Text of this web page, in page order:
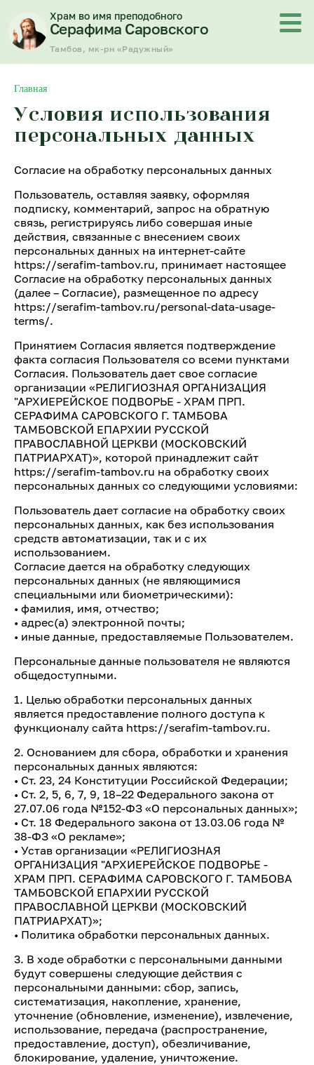
содержимому
Храм во имя преподобного
Серафима Саровского
Тамбов, мк-рн «Радужный»
Главная
Условия использования
персональных данных
Согласие на обработку персональных данных
Пользователь, оставляя заявку, оформляя
подписку, комментарий, запрос на обратную
связь, регистрируясь либо совершая иные
действия, связанные с внесением своих
персональных данных на интернет-сайте
https://serafim-tambov.ru, принимает настоящее
Согласие на обработку персональных данных
(далее – Согласие), размещенное по адресу
https://serafim-tambov.ru/personal-data-usage-
terms/.
Принятием Согласия является подтверждение
факта согласия Пользователя со всеми пунктами
Согласия. Пользователь дает свое согласие
организации «РЕЛИГИОЗНАЯ ОРГАНИЗАЦИЯ
"АРХИЕРЕЙСКОЕ ПОДВОРЬЕ - ХРАМ ПРП.
СЕРАФИМА САРОВСКОГО Г. ТАМБОВА
ТАМБОВСКОЙ ЕПАРХИИ РУССКОЙ
ПРАВОСЛАВНОЙ ЦЕРКВИ (МОСКОВСКИЙ
ПАТРИАРХАТ)», которой принадлежит сайт
https://serafim-tambov.ru на обработку своих
персональных данных со следующими условиями:
Пользователь дает согласие на обработку своих
персональных данных, как без использования
средств автоматизации, так и с их
использованием.
Согласие дается на обработку следующих
персональных данных (не являющимися
специальными или биометрическими):
• фамилия, имя, отчество;
• адрес(а) электронной почты;
• иные данные, предоставляемые Пользователем.
Персональные данные пользователя не являются
общедоступными.
1. Целью обработки персональных данных
является предоставление полного доступа к
функционалу сайта https://serafim-tambov.ru.
2. Основанием для сбора, обработки и хранения
персональных данных являются:
• Ст. 23, 24 Конституции Российской Федерации;
• Ст. 2, 5, 6, 7, 9, 18–22 Федерального закона от
27.07.06 года №152-ФЗ «О персональных данных»;
• Ст. 18 Федерального закона от 13.03.06 года №
38-ФЗ «О рекламе»;
• Устав организации «РЕЛИГИОЗНАЯ
ОРГАНИЗАЦИЯ "АРХИЕРЕЙСКОЕ ПОДВОРЬЕ -
ХРАМ ПРП. СЕРАФИМА САРОВСКОГО Г. ТАМБОВА
ТАМБОВСКОЙ ЕПАРХИИ РУССКОЙ
ПРАВОСЛАВНОЙ ЦЕРКВИ (МОСКОВСКИЙ
ПАТРИАРХАТ)»;
• Политика обработки персональных данных.
3. В ходе обработки с персональными данными
будут совершены следующие действия с
персональными данными: сбор, запись,
систематизация, накопление, хранение,
уточнение (обновление, изменение), извлечение,
использование, передача (распространение,
предоставление, доступ), обезличивание,
блокирование, удаление, уничтожение.